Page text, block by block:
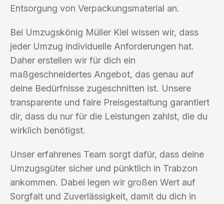
Entsorgung von Verpackungsmaterial an.
Bei Umzugskönig Müller Kiel wissen wir, dass
jeder Umzug individuelle Anforderungen hat.
Daher erstellen wir für dich ein
maßgeschneidertes Angebot, das genau auf
deine Bedürfnisse zugeschnitten ist. Unsere
transparente und faire Preisgestaltung garantiert
dir, dass du nur für die Leistungen zahlst, die du
wirklich benötigst.
Unser erfahrenes Team sorgt dafür, dass deine
Umzugsgüter sicher und pünktlich in Trabzon
ankommen. Dabei legen wir großen Wert auf
Sorgfalt und Zuverlässigkeit, damit du dich in